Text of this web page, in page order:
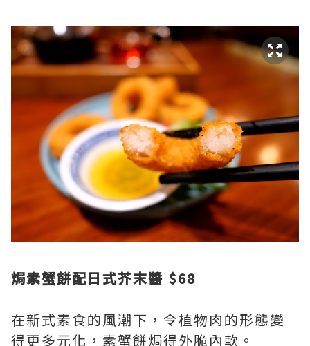
焗素蟹餅配日式芥末醬 $68
在新式素食的風潮下，令植物肉的形態變
得更多元化，素蟹餅焗得外脆內軟。